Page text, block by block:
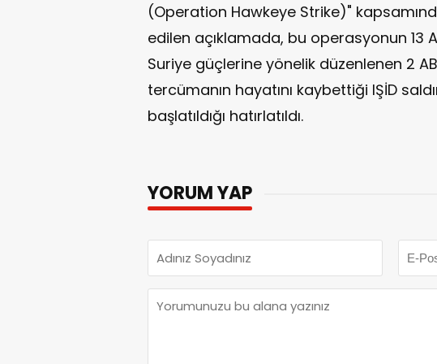
(Operation Hawkeye Strike)"
edilen açıklamada, bu operasyonun 13
Suriye güçlerine yönelik düzenlenen 2
tercümanın hayatını kaybettiği IŞİD
başlatıldığı hatırlatıldı.
YORUM YAP